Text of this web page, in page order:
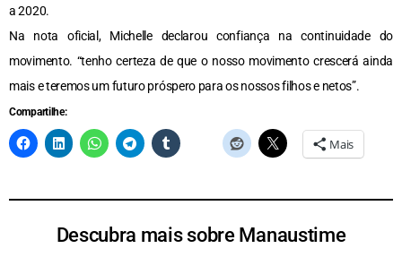
a 2020.
Na nota oficial, Michelle declarou confiança na continuidade do
movimento. “tenho certeza de que o nosso movimento crescerá ainda
mais e teremos um futuro próspero para os nossos filhos e netos”.
Compartilhe:
Mais
Descubra mais sobre Manaustime